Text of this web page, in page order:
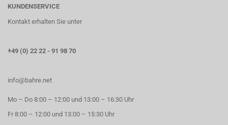
KUNDENSERVICE
Kontakt erhalten Sie unter
+49 (0) 22 22 - 91 98 70
info@bahre.net
Mo – Do 8:00 – 12:00 und 13:00 – 16:30 Uhr
Fr 8:00 – 12:00 und 13:00 – 15:30 Uhr